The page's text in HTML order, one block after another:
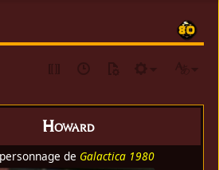
Howard
de Galactica 1980